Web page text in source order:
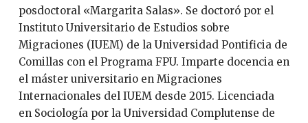
posdoctoral «Margarita Salas». Se doctoró por el
Instituto Universitario de Estudios sobre
Migraciones (IUEM) de la Universidad Pontificia de
Comillas con el Programa FPU. Imparte docencia en
el máster universitario en Migraciones
Internacionales del IUEM desde 2015. Licenciada
en Sociología por la Universidad Complutense de